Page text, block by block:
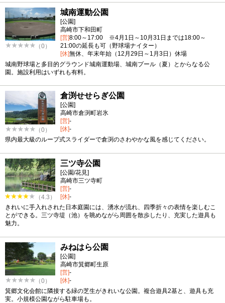
（0）
城南運動公園
[公園]
高崎市下和田町
[営]8:00～17:00 ※4月1日～10月31日までは18:00～
21:00の延長も可（野球場ナイター）
[休]無休、年末年始（12月29日～1月3日）休場
城南野球場と多目的グラウンド城南運動場、城南プール（夏）とからなる公
園。施設利用はいずれも有料。
（0）
倉渕せせらぎ公園
[公園]
高崎市倉渕町岩氷
[営]-
[休]-
県内最大級のループ式スライダーで倉渕のさわやかな風を感じてください。
（4.3）
三ツ寺公園
[公園/花見]
高崎市三ツ寺町
[営]-
[休]-
きれいに手入れされた日本庭園には、湧水が流れ、四季折々の表情を楽しむこ
とができる。三ツ寺堤（池）を眺めながら周囲を散歩したり、充実した遊具も
魅力。
（0）
みねはら公園
[公園]
高崎市箕郷町生原
[営]-
[休]-
箕郷文化会館に隣接する緑の芝生がきれいな公園。複合遊具2基と、遊具も充
実。小規模公園ながら駐車場も。